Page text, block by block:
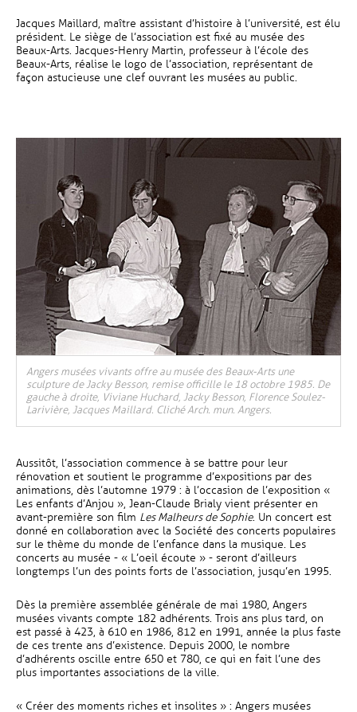
Jacques Maillard, maître assistant d’histoire à l’université, est élu
président. Le siège de l’association est fixé au musée des
Beaux-Arts. Jacques-Henry Martin, professeur à l’école des
Beaux-Arts, réalise le logo de l’association, représentant de
façon astucieuse une clef ouvrant les musées au public.
Angers musées vivants offre au musée des Beaux-Arts une
sculpture de Jacky Besson, remise officille le 18 octobre 1985. De
gauche à droite, Viviane Huchard, Jacky Besson, Florence Soulez-
Larivière, Jacques Maillard. Cliché Arch. mun. Angers.
Aussitôt, l’association commence à se battre pour leur
rénovation et soutient le programme d’expositions par des
animations, dès l’automne 1979 : à l’occasion de l’exposition «
Les enfants d’Anjou », Jean-Claude Brialy vient présenter en
avant-première son film Les Malheurs de Sophie. Un concert est
donné en collaboration avec la Société des concerts populaires
sur le thème du monde de l’enfance dans la musique. Les
concerts au musée - « L’oeil écoute » - seront d’ailleurs
longtemps l’un des points forts de l’association, jusqu’en 1995.
Dès la première assemblée générale de mai 1980, Angers
musées vivants compte 182 adhérents. Trois ans plus tard, on
est passé à 423, à 610 en 1986, 812 en 1991, année la plus faste
de ces trente ans d’existence. Depuis 2000, le nombre
d’adhérents oscille entre 650 et 780, ce qui en fait l’une des
plus importantes associations de la ville.
« Créer des moments riches et insolites » : Angers musées